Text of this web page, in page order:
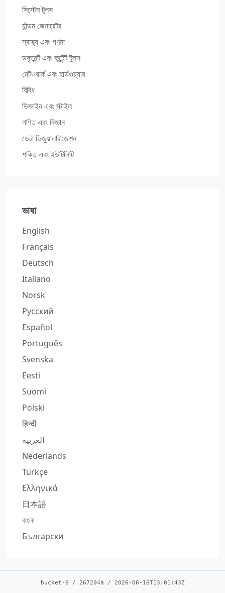
সিস্টেম টুলস
র্যান্ডম জেনারেটর
স্বাস্থ্য এবং গণনা
ডকুমেন্ট এবং কন্টেন্ট টুলস
নেটওয়ার্ক এবং হার্ডওয়্যার
বিবিধ
ডিজাইন এবং স্টাইল
গণিত এবং বিজ্ঞান
ডেটা ভিজুয়ালাইজেশন
শক্তি এবং ইউটিলিটি
ভাষা
English
Français
Deutsch
Italiano
Norsk
Русский
Español
Português
Svenska
Eesti
Suomi
Polski
हिन्दी
العربية
Nederlands
Türkçe
Ελληνικά
日本語
বাংলা
Български
bucket-6 / 267204a / 2026-06-16T13:01:43Z